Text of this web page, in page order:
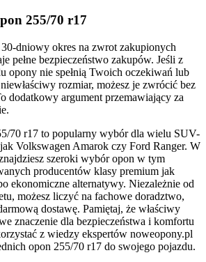
255/70 r17
dniowy okres na zwrot zakupionych
pełne bezpieczeństwo zakupów. Jeśli z
opony nie spełnią Twoich oczekiwań lub
rozmiar, możesz je zwrócić bez
dodatkowy argument przemawiający za
70 r17 to popularny wybór dla wielu SUV-
Volkswagen Amarok czy Ford Ranger. W
szeroki wybór opon w tym
producentów klasy premium jak
ekonomiczne alternatywy. Niezależnie od
możesz liczyć na fachowe doradztwo,
dostawę. Pamiętaj, że właściwy
znaczenie dla bezpieczeństwa i komfortu
z wiedzy ekspertów noweopony.pl
opon 255/70 r17 do swojego pojazdu.